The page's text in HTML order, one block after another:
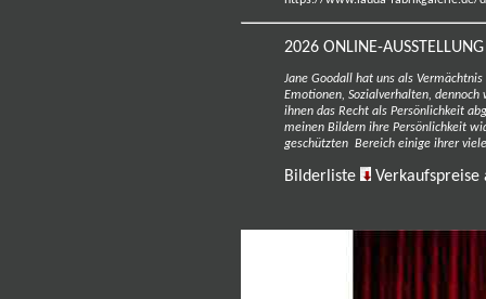
2026 ONLINE-
Jane Goodall hat uns als
Emotionen, Sozialverhalten,
ihnen das Recht als Persönlichkeit
meinen Bildern ihre Persönlichkeit
geschützten Bereich einige ihrer
Bilderliste